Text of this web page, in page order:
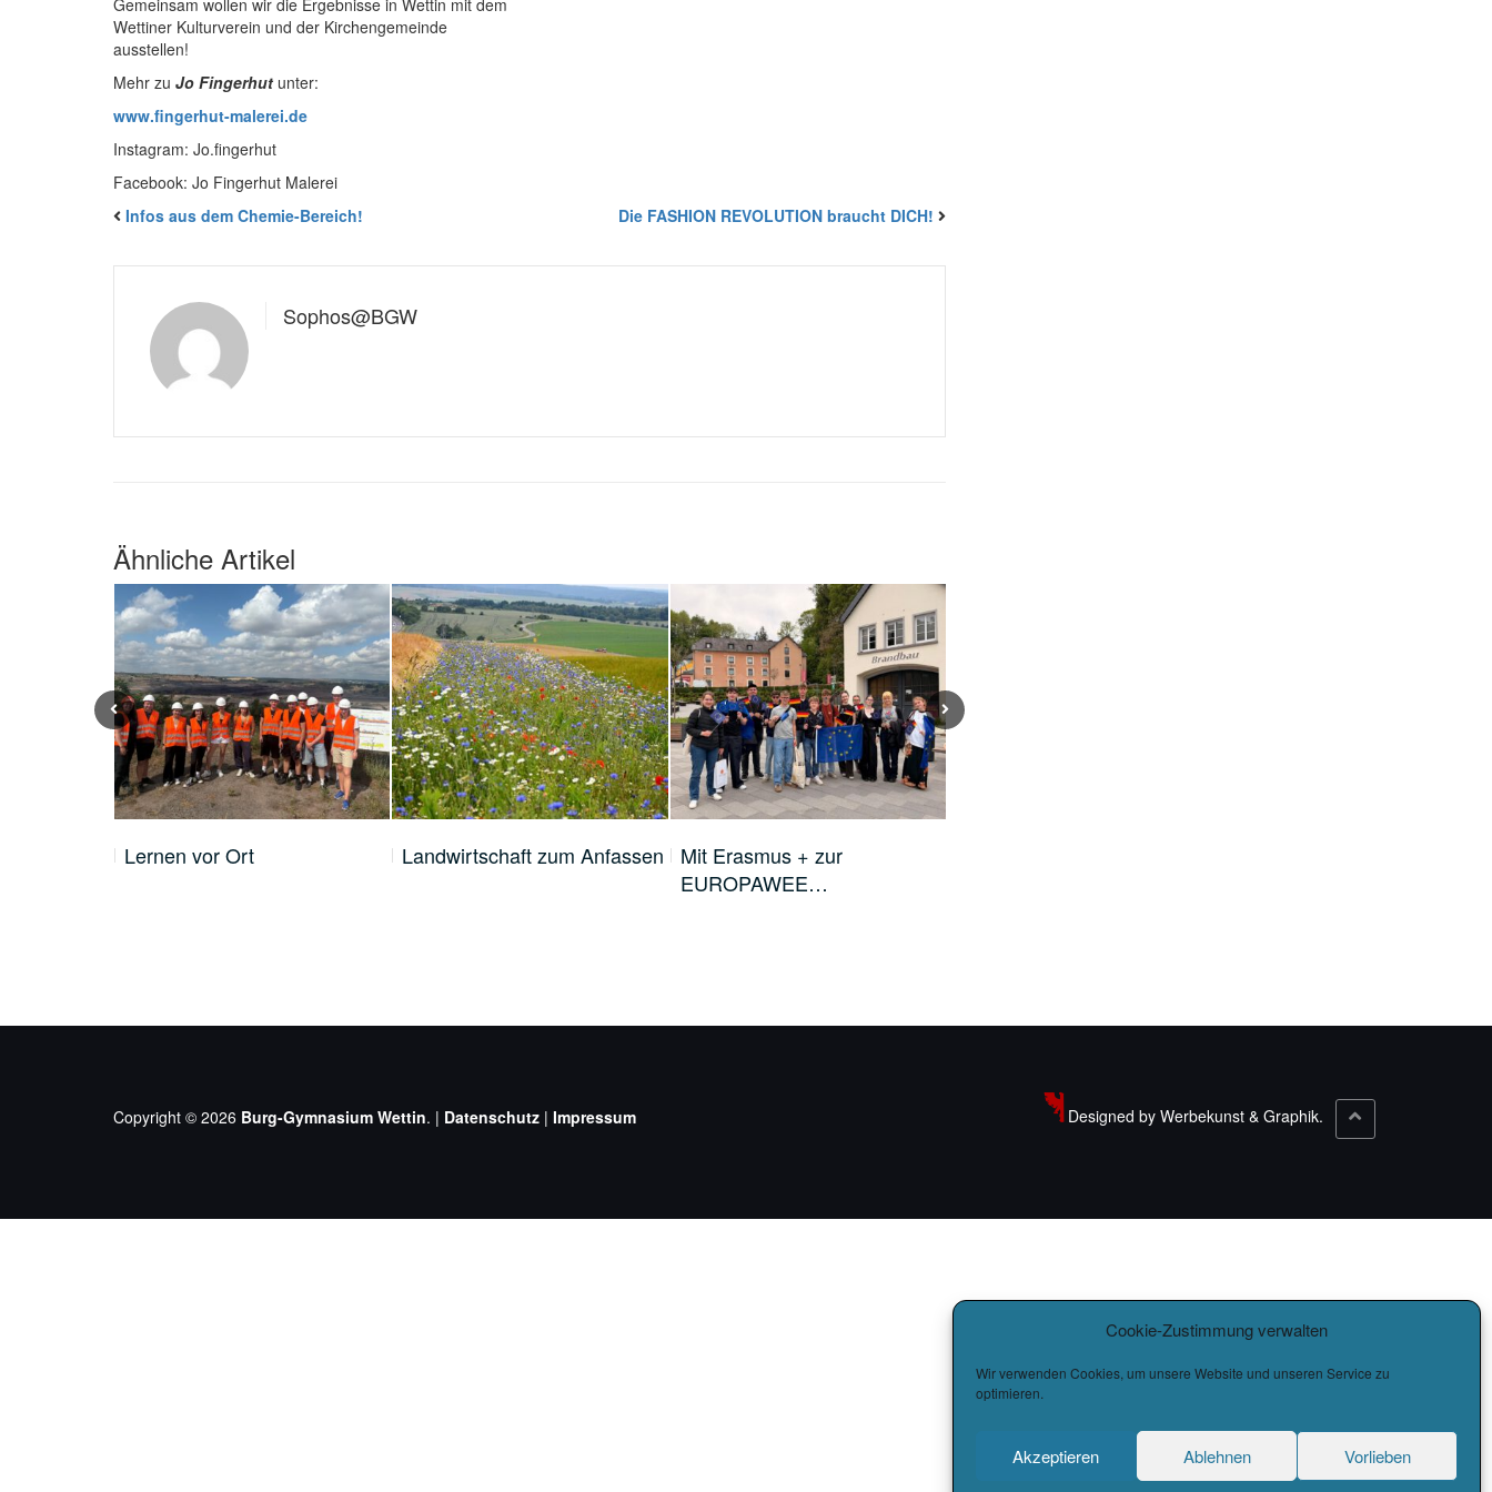
Cookie-Zustimmung verwalten
Wir verwenden Cookies, um unsere Website und unseren Service zu
optimieren.
Akzeptieren Ablehnen Vorlieben
Gemeinsam wollen wir die Ergebnisse in Wettin mit dem
Wettiner Kulturverein und der Kirchengemeinde
ausstellen!
Mehr zu Jo Fingerhut unter:
www.fingerhut-malerei.de
Instagram: Jo.fingerhut
Facebook: Jo Fingerhut Malerei
Infos aus dem Chemie-Bereich!
Die FASHION REVOLUTION braucht DICH!
Sophos@BGW
Ähnliche Artikel
Lernen vor Ort Landwirtschaft zum Anfassen
Mit Erasmus + zur
EUROPAWEE…
Copyright © 2026 Burg-Gymnasium Wettin. | Datenschutz | Impressum Designed by Werbekunst & Graphik.